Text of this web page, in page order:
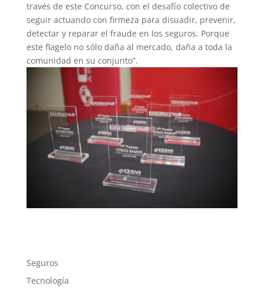
través de este Concurso, con el desafío colectivo de
seguir actuando con firmeza para disuadir, prevenir,
detectar y reparar el fraude en los seguros. Porque
este flagelo no sólo daña al mercado, daña a toda la
comunidad en su conjunto”.
Seguros
Tecnología